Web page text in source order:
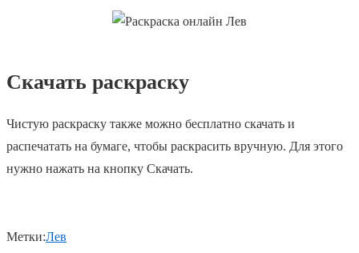
Скачать раскраску
Чистую раскраску также можно бесплатно скачать и
распечатать на бумаге, чтобы раскрасить вручную. Для этого
нужно нажать на кнопку Скачать.
Метки:Лев